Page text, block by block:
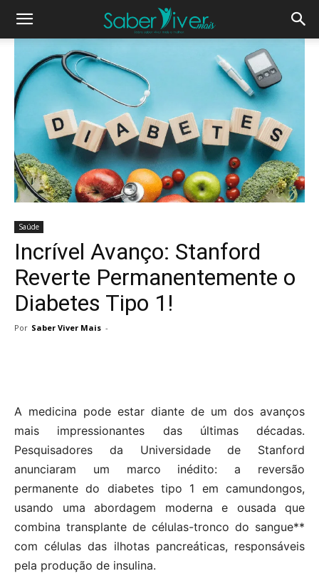
Saúde
Incrível Avanço: Stanford
Reverte Permanentemente o
Diabetes Tipo 1!
Por Saber Viver Mais -
A medicina pode estar diante de um dos avanços
mais impressionantes das últimas décadas.
Pesquisadores da Universidade de Stanford
anunciaram um marco inédito: a reversão
permanente do diabetes tipo 1 em camundongos,
usando uma abordagem moderna e ousada que
combina transplante de células-tronco do sangue**
com células das ilhotas pancreáticas, responsáveis
pela produção de insulina.